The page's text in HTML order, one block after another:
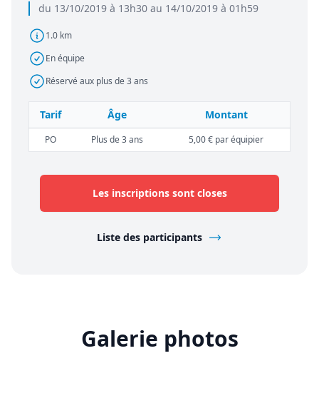
du 13/10/2019 à 13h30 au 14/10/2019 à 01h59
1.0 km
En équipe
Réservé aux plus de 3 ans
Tarif Âge Montant
PO Plus de 3 ans 5,00 € par équipier
Les inscriptions sont closes
Liste des participants
Galerie photos